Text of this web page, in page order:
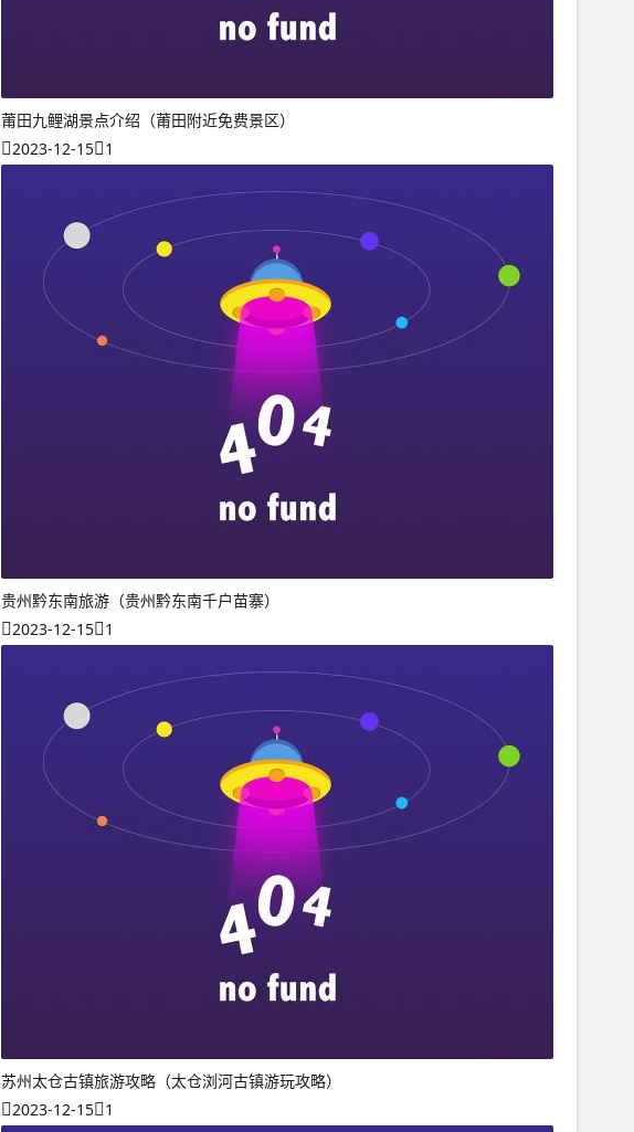
莆田九鲤湖景点介绍（莆田附近免费景区）
2023-12-15 1
贵州黔东南旅游（贵州黔东南千户苗寨）
2023-12-15 1
苏州太仓古镇旅游攻略（太仓浏河古镇游玩攻略）
2023-12-15 1